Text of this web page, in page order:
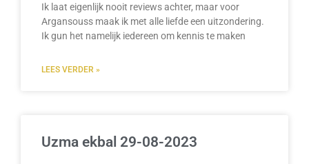
Ik laat eigenlijk nooit reviews achter, maar voor
Argansouss maak ik met alle liefde een uitzondering.
Ik gun het namelijk iedereen om kennis te maken
LEES VERDER »
Uzma ekbal 29-08-2023